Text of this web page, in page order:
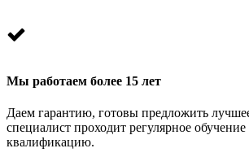
Мы работаем более 15 лет
Даем гарантию, готовы предложить
специалист проходит регулярное
квалификацию.